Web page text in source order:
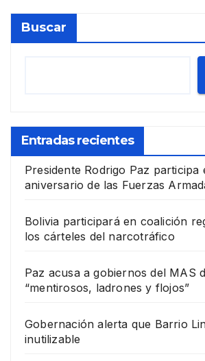
Buscar
Entradas recientes
Presidente Rodrigo Paz participa
aniversario de las Fuerzas
Bolivia participará en coalición
los cárteles del narcotráfico
Paz acusa a gobiernos del MAS
“mentirosos, ladrones y flojos”
Gobernación alerta que Barrio
inutilizable